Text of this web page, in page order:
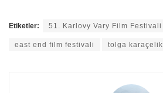
Etiketler: 51. Karlovy Vary Film Festivali
east end film festivali tolga karaçelik